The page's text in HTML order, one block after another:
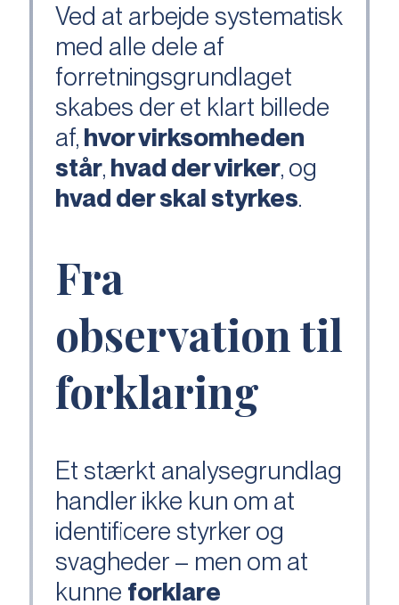
Ved at arbejde systematisk
med alle dele af
forretningsgrundlaget
skabes der et klart billede
af, hvor virksomheden
står, hvad der virker, og
hvad der skal styrkes.
Fra
observation til
forklaring
Et stærkt analysegrundlag
handler ikke kun om at
identificere styrker og
svagheder – men om at
kunne forklare